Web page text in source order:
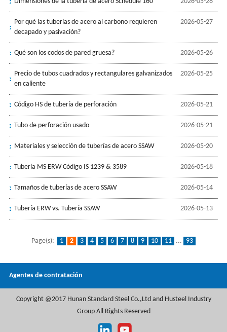
2026-05-27
Por qué las tuberías de acero al carbono requieren
decapado y pasivación?
2026-05-26
Qué son los codos de pared gruesa?
2026-05-25
Precio de tubos cuadrados y rectangulares galvanizados
en caliente
2026-05-21
Código HS de tubería de perforación
2026-05-21
Tubo de perforación usado
2026-05-20
Materiales y selección de tuberías de acero SSAW
2026-05-18
Tubería MS ERW Código IS 1239 & 3589
2026-05-14
Tamaños de tuberías de acero SSAW
2026-05-13
Tubería ERW vs. Tubería SSAW
Page(s): 1 2 3 4 5 6 7 8 9 10 11 ... 93
Agentes de contratación
Copyright @2017 Hunan Standard Steel Co.,Ltd and Husteel Industry
Group All Rights Reserved